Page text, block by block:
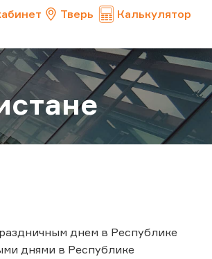
Тверь Калькулятор
днем в Республике
днями в Республике